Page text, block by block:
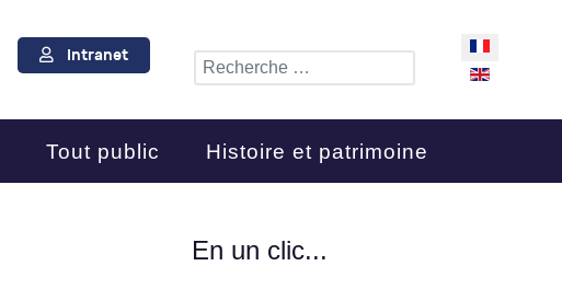
Intranet Rechercher
Sélectionnez
Tout public Histoire et patrimoine
En un clic...